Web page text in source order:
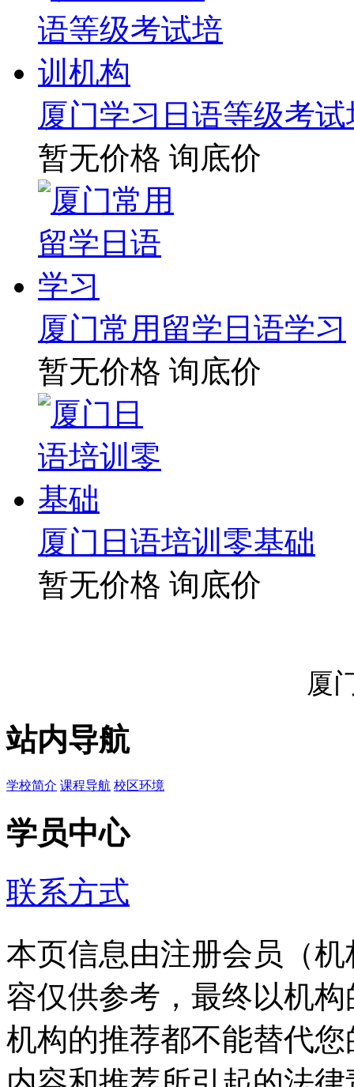
厦门学习日语等级考
暂无价格 询底价
厦门常用留学日语学习
暂无价格 询底价
厦门日语培训零基础
暂无价格 询底价
厦
站内导航
学校简介 课程导航 校区环境
学员中心
联系方式
本页信息由注册会员（
容仅供参考，最终以机
机构的推荐都不能替代